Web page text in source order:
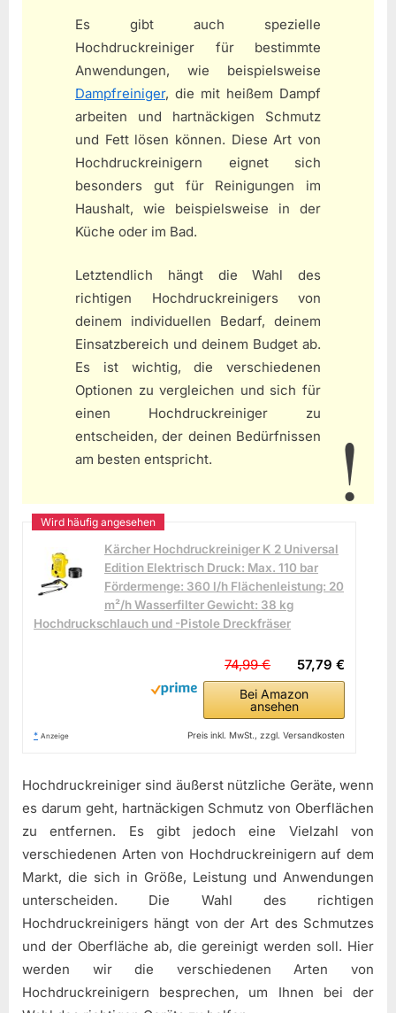
Es gibt auch spezielle
Hochdruckreiniger für bestimmte
Anwendungen, wie beispielsweise
Dampfreiniger, die mit heißem Dampf
arbeiten und hartnäckigen Schmutz
und Fett lösen können. Diese Art von
Hochdruckreinigern eignet sich
besonders gut für Reinigungen im
Haushalt, wie beispielsweise in der
Küche oder im Bad.
Letztendlich hängt die Wahl des
richtigen Hochdruckreinigers von
deinem individuellen Bedarf, deinem
Einsatzbereich und deinem Budget ab.
Es ist wichtig, die verschiedenen
Optionen zu vergleichen und sich für
einen Hochdruckreiniger zu
entscheiden, der deinen Bedürfnissen
am besten entspricht.
Kärcher Hochdruckreiniger K 2 Universal
Edition Elektrisch Druck: Max. 110 bar
Fördermenge: 360 l/h Flächenleistung: 20
m²/h Wasserfilter Gewicht: 38 kg
Hochdruckschlauch und -Pistole Dreckfräser
57,79 €
74,99 €
Bei Amazon
ansehen
* Anzeige Preis inkl. MwSt., zzgl. Versandkosten
Hochdruckreiniger sind äußerst nützliche Geräte, wenn
es darum geht, hartnäckigen Schmutz von Oberflächen
zu entfernen. Es gibt jedoch eine Vielzahl von
verschiedenen Arten von Hochdruckreinigern auf dem
Markt, die sich in Größe, Leistung und Anwendungen
unterscheiden. Die Wahl des richtigen
Hochdruckreinigers hängt von der Art des Schmutzes
und der Oberfläche ab, die gereinigt werden soll. Hier
werden wir die verschiedenen Arten von
Hochdruckreinigern besprechen, um Ihnen bei der